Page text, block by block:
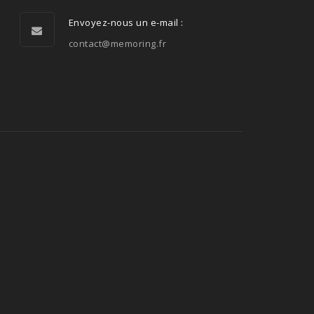
Envoyez-nous un e-mail :
contact@memoring.fr